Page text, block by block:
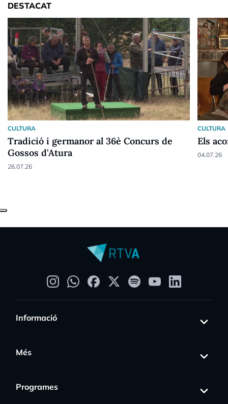
DESTACAT
CULTURA
Tradició i germanor al 36è Concurs de
Gossos d'Atura
26.07.26
CULTURA
Els
04.07.26
Informació
Més
Programes